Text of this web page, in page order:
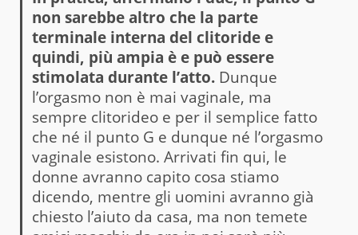
non sarebbe altro che la parte
terminale interna del clitoride e
quindi, più ampia è e può essere
stimolata durante l’atto.Dunque
l’orgasmo non è mai vaginale, ma
sempre clitorideo e per il semplice fatto
che né il punto G e dunque né l’orgasmo
vaginale esistono. Arrivati fin qui, le
donne avranno capito cosa stiamo
dicendo, mentre gli uomini avranno già
chiesto l’aiuto da casa, ma non temete